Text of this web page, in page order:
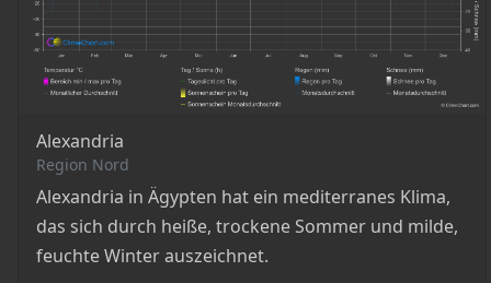
Alexandria
Region Nord
Alexandria in Ägypten hat ein mediterranes Klima,
das sich durch heiße, trockene Sommer und milde,
feuchte Winter auszeichnet.